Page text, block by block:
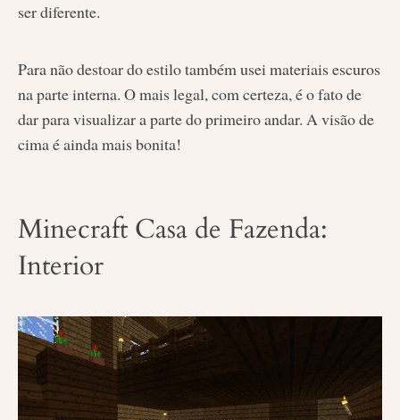
ser diferente.
Para não destoar do estilo também usei materiais escuros
na parte interna. O mais legal, com certeza, é o fato de
dar para visualizar a parte do primeiro andar. A visão de
cima é ainda mais bonita!
Minecraft Casa de Fazenda:
Interior